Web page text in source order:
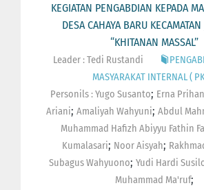
KEGIATAN PENGABDIAN KEPADA
DESA CAHAYA BARU KECAMATAN
“KHITANAN MASSAL”
Leader : Tedi Rustandi
MASYARAKAT INTERNAL (
Personils :Yugo Susanto; Erna
Ariani; Amaliyah Wahyuni; Abdul
Muhammad Hafizh Abiyyu Fathin
Kumalasari; Noor Aisyah;
Subagus Wahyuono; Yudi Hardi
Muhammad Ma'ruf;